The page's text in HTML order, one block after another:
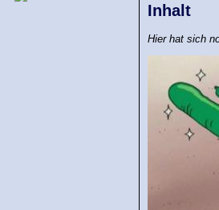
Inhalt
Hier hat sich